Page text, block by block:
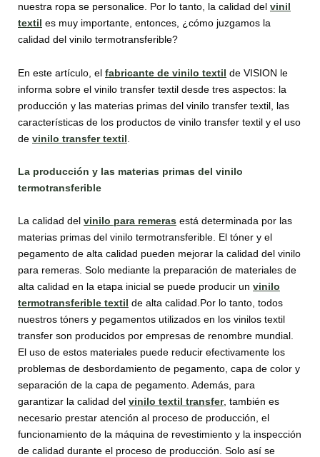
nuestra ropa se personalice. Por lo tanto, la calidad del vinil
textil es muy importante, entonces, ¿cómo juzgamos la
calidad del vinilo termotransferible?
En este artículo, el fabricante de vinilo textil de VISION le
informa sobre el vinilo transfer textil desde tres aspectos: la
producción y las materias primas del vinilo transfer textil, las
características de los productos de vinilo transfer textil y el uso
de vinilo transfer textil
La producción y las materias primas del vinilo
termotransferible
La calidad del vinilo para remeras está determinada por las
materias primas del vinilo termotransferible. El tóner y el
pegamento de alta calidad pueden mejorar la calidad del vinilo
para remeras. Solo mediante la preparación de materiales de
alta calidad en la etapa inicial se puede producir un vinilo
termotransferible textil de alta calidad.Por lo tanto, todos
nuestros tóners y pegamentos utilizados en los vinilos textil
transfer son producidos por empresas de renombre mundial.
El uso de estos materiales puede reducir efectivamente los
problemas de desbordamiento de pegamento, capa de color y
separación de la capa de pegamento. Además, para
garantizar la calidad del vinilo textil transfer, también es
necesario prestar atención al proceso de producción, el
funcionamiento de la máquina de revestimiento y la inspección
de calidad durante el proceso de producción. Solo así se